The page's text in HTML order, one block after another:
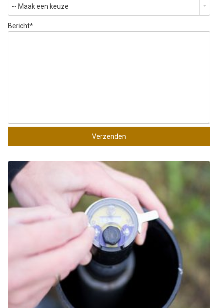
-- Maak een keuze
Bericht*
Verzenden